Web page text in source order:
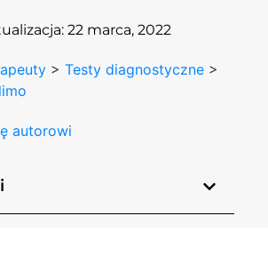
22 marca, 2022
>Testy diagnostyczne >